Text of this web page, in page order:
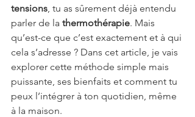
tensions, tu as sûrement déjà entendu
parler de la thermothérapie. Mais
qu’est-ce que c’est exactement et à qui
cela s’adresse ? Dans cet article, je vais
explorer cette méthode simple mais
puissante, ses bienfaits et comment tu
peux l’intégrer à ton quotidien, même
à la maison.